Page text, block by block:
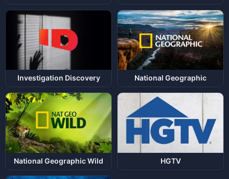
Investigation Discovery National Geographic
National Geographic Wild HGTV